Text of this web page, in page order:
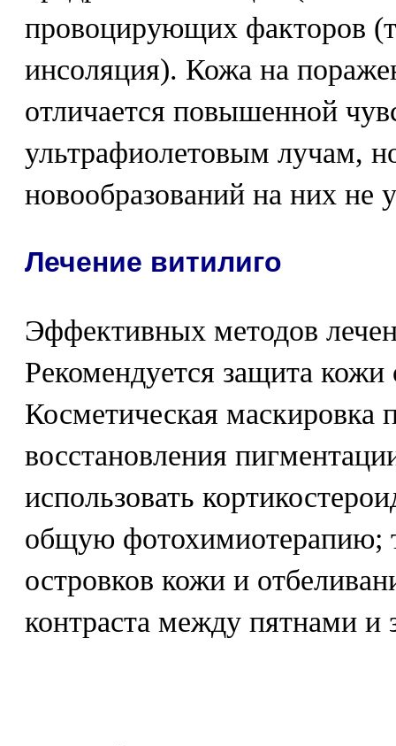
провоцирующих факторов
инсоляция). Кожа на
отличается повышенной
ультрафиолетовым лучам,
новообразований на них не
Лечение витилиго
Эффективных методов
Рекомендуется защита
Косметическая маскировка
восстановления
использовать
общую фотохимиотерапию;
островков кожи и
контраста между пятнами и